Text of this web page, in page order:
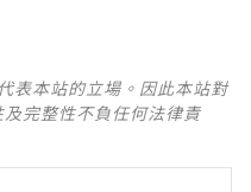
表本站的立場。因此本站對
完整性不負任何法律責